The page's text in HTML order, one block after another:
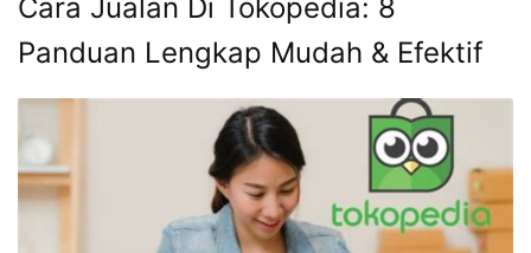
Cara Jualan Di Tokopedia: 8
Panduan Lengkap Mudah & Efektif